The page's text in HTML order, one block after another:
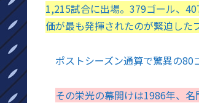
1,215試合に出場。379ゴール、
価が最も発揮されたのが緊迫した
ポストシーズン通算で驚異の80
その栄光の幕開けは1986年、